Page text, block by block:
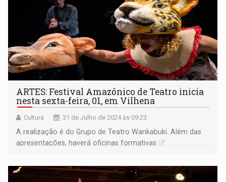
ARTES: Festival Amazônico de Teatro inicia
nesta sexta-feira, 01, em Vilhena
Cultura 31 de Julho de 2024 às 09:23
A realização é do Grupo de Teatro Wankabuki. Além das
apresentações, haverá oficinas formativas